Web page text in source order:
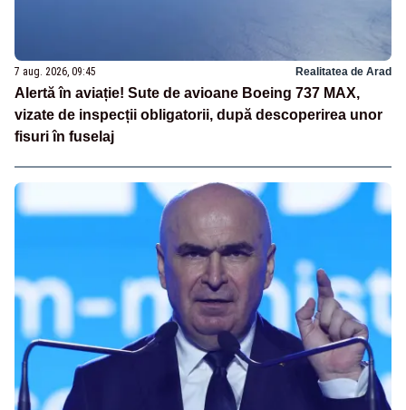
7 aug. 2026, 09:45 Realitatea de Arad
Alertă în aviație! Sute de avioane Boeing 737 MAX,
vizate de inspecții obligatorii, după descoperirea unor
fisuri în fuselaj